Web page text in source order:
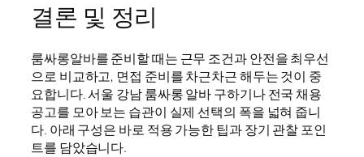
결론 및 정리
룸싸롱알바를 준비할 때는 근무 조건과 안전을 최우선
으로 비교하고, 면접 준비를 차근차근 해두는 것이 중
요합니다. 서울 강남 룸싸롱 알바 구하기나 전국 채용
공고를 모아 보는 습관이 실제 선택의 폭을 넓혀 줍니
다. 아래 구성은 바로 적용 가능한 팁과 장기 관찰 포인
트를 담았습니다.